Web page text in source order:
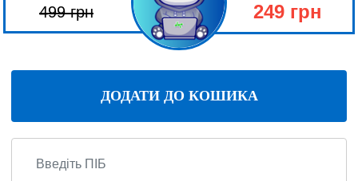
499грн 249 грн
ДОДАТИ ДО КОШИКА